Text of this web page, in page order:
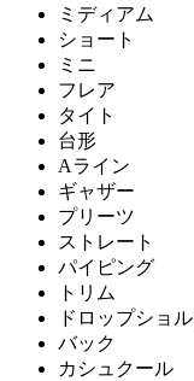
ミディアム
ショート
ミニ
フレア
タイト
台形
Aライン
ギャザー
プリーツ
ストレート
パイピング
トリム
ドロップショ
バック
カシュクール